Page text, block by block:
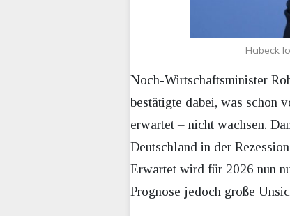
Habeck
Noch-Wirtschaftsminister
bestätigte dabei, was schon
erwartet – nicht wachsen.
Deutschland in der
Erwartet wird für 2026 nun
Prognose jedoch große